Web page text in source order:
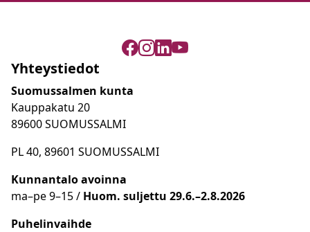
Yhteystiedot
Suomussalmen kunta
Kauppakatu 20
89600 SUOMUSSALMI
PL 40, 89601 SUOMUSSALMI
Kunnantalo avoinna
ma–pe 9–15 / Huom. suljettu 29.6.–2.8.2026
Puhelinvaihde